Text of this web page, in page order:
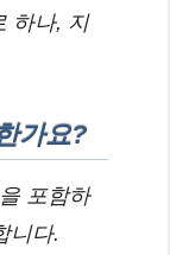
하나, 지
가요?
포함하
니다.